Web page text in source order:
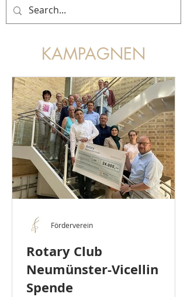
KAMPAGNEN
Rotary Club
Neumünster-Vicellin
Spende
Förderverein